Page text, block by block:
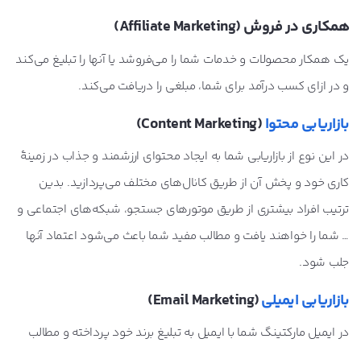
همکاری در فروش (Affiliate Marketing)
یک همکار محصولات و خدمات شما را می‌فروشد یا آنها را تبلیغ می‌کند
و در ازای کسب درآمد برای شما، مبلغی را دریافت می‌کند.
بازاریابی محتوا(Content Marketing)
در این نوع از بازاریابی شما به ایجاد محتوای ارزشمند و جذاب در زمینۀ
کاری خود و پخش آن از طریق کانال‌های مختلف می‌پردازید. بدین
ترتیب افراد بیشتری از طریق موتورهای جستجو، شبکه‌های اجتماعی و
… شما را خواهند یافت و مطالب مفید شما باعث می‌شود اعتماد آنها
جلب شود.
بازاریابی ایمیلی(Email Marketing)
در ایمیل مارکتینگ شما با ایمیل به تبلیغ برند خود پرداخته و مطالب